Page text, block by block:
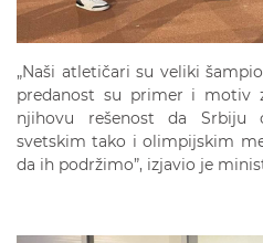
„Naši atletičari su veliki
predanost su primer i motiv
njihovu rešenost da Srbiju
svetskim tako i olimpijskim
da ih podržimo”, izjavio je